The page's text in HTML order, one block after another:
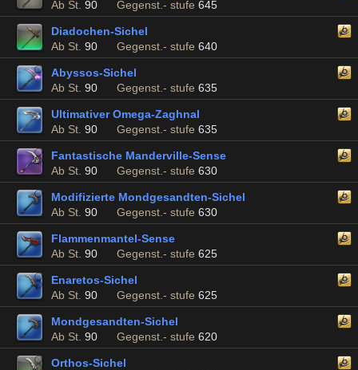
Ab St. 90 Gegenst.- stufe 645
Diadochen-Sichel
Ab St. 90 Gegenst.- stufe 640
Abyssos-Sichel
Ab St. 90 Gegenst.- stufe 635
Ultimativer Omega-Zaghnal
Ab St. 90 Gegenst.- stufe 635
Fantastische Manderville-Sense
Ab St. 90 Gegenst.- stufe 630
Modifizierte Mondgesandten-Sichel
Ab St. 90 Gegenst.- stufe 630
Flammenmantel-Sense
Ab St. 90 Gegenst.- stufe 625
Enaretos-Sichel
Ab St. 90 Gegenst.- stufe 625
Mondgesandten-Sichel
Ab St. 90 Gegenst.- stufe 620
Orthos-Sichel